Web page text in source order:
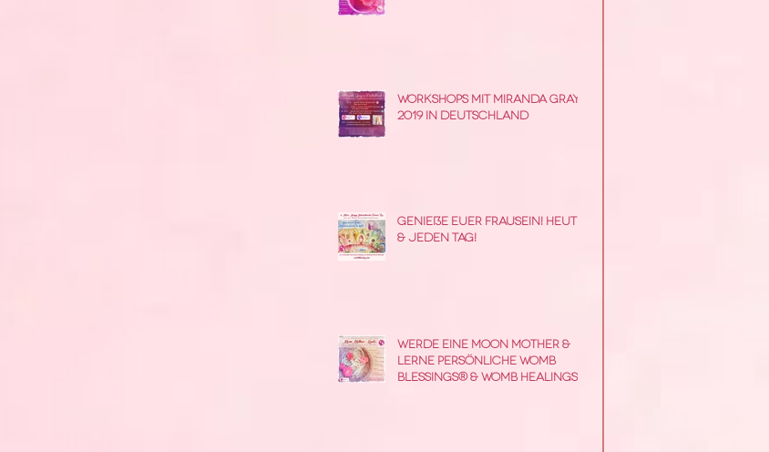
Workshops mit Miranda Gray
2019 in Deutschland
Genieße Euer Frausein! Heute
& jeden Tag!
Werde eine Moon Mother &
lerne persönliche Womb
Blessings® & Womb Healings